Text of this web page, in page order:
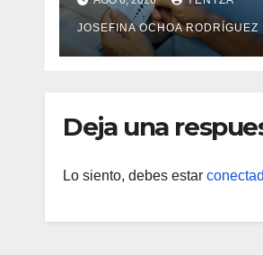
de cataratas en Zulia
JOSEFINA OCHOA RODRÍGUEZ
Deja una
Lo siento, debes estar